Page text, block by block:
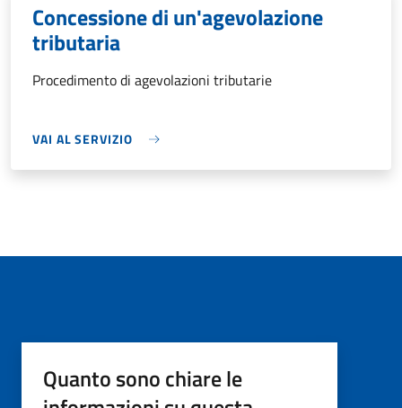
Concessione di un'agevolazione
tributaria
Procedimento di agevolazioni tributarie
VAI AL SERVIZIO
Quanto sono chiare le